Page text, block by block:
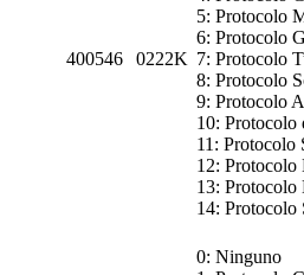
400546 0222K
5: Protocolo
6: Protocolo
7: Protocolo
8: Protocolo
9: Protocolo
10: Protocolo
11: Protocolo
12:
13:
14: Protocolo
0: Ninguno